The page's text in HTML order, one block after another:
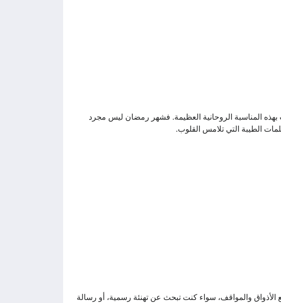
التهاني والتبريكات بهذه المناسبة الروحانية العظيمة. فشهر رمضان ليس مجرد
الطيبة التي تلامس القلوب.
الأذواق والمواقف، سواء كنت تبحث عن تهنئة رسمية، أو رسالة